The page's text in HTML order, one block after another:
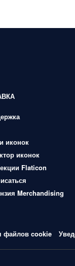
иконок
иконок
Flaticon
Merchandising
файлов cookie